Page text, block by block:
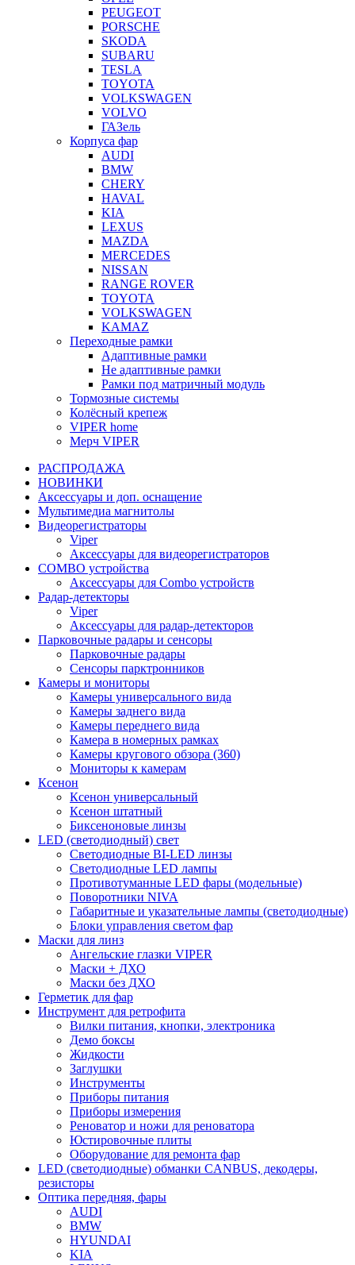
PEUGEOT
PORSCHE
SKODA
SUBARU
TESLA
TOYOTA
VOLKSWAGEN
VOLVO
ГАЗель
Корпуса фар
AUDI
BMW
CHERY
HAVAL
KIA
LEXUS
MAZDA
MERCEDES
NISSAN
RANGE ROVER
TOYOTA
VOLKSWAGEN
KAMAZ
Переходные рамки
Адаптивные рамки
Не адаптивные рамки
Рамки под матричный модуль
Тормозные системы
Колёсный крепеж
VIPER home
Мерч VIPER
РАСПРОДАЖА
НОВИНКИ
Аксессуары и доп. оснащение
Мультимедиа магнитолы
Видеорегистраторы
Viper
Аксессуары для видеорегистраторов
COMBO устройства
Аксессуары для Combo устройств
Радар-детекторы
Viper
Аксессуары для радар-детекторов
Парковочные радары и сенсоры
Парковочные радары
Сенсоры парктронников
Камеры и мониторы
Камеры универсального вида
Камеры заднего вида
Камеры переднего вида
Камера в номерных рамках
Камеры кругового обзора (360)
Мониторы к камерам
Ксенон
Ксенон универсальный
Ксенон штатный
Биксеноновые линзы
LED (светодиодный) свет
Светодиодные BI-LED линзы
Светодиодные LED лампы
Противотуманные LED фары (модельные)
Поворотники NIVA
Габаритные и указательные лампы (светодиодные)
Блоки управления светом фар
Маски для линз
Ангельские глазки VIPER
Маски + ДХО
Маски без ДХО
Герметик для фар
Инструмент для ретрофита
Вилки питания, кнопки, электроника
Демо боксы
Жидкости
Заглушки
Инструменты
Приборы питания
Приборы измерения
Реноватор и ножи для реноватора
Юстировочные плиты
Оборудование для ремонта фар
LED (светодиодные) обманки CANBUS, декодеры,
резисторы
Оптика передняя, фары
AUDI
BMW
HYUNDAI
KIA